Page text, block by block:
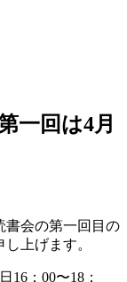
一回は4月
書会の第一回目の
上げます。
16：00〜18：